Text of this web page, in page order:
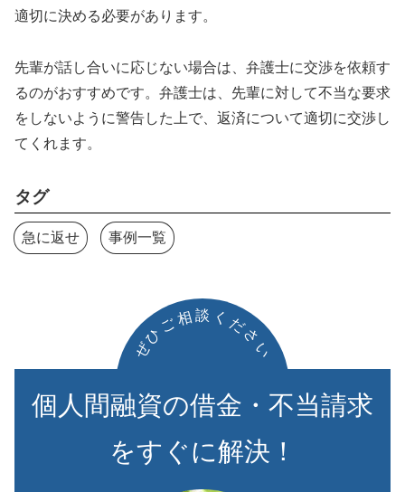
適切に決める必要があります。
先輩が話し合いに応じない場合は、弁護士に交渉を依頼す
るのがおすすめです。弁護士は、先輩に対して不当な要求
をしないように警告した上で、返済について適切に交渉し
てくれます。
タグ
急に返せ 事例一覧
ぜ
ひ
ご相談 く だ
さ
い
個人間融資の借金・不当請求
をすぐに解決！